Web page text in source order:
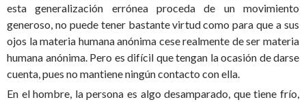
esta generalización errónea proceda de un movimiento
generoso, no puede tener bastante virtud como para que a sus
ojos la materia humana anónima cese realmente de ser materia
humana anónima. Pero es difícil que tengan la ocasión de darse
cuenta, pues no mantiene ningún contacto con ella.
En el hombre, la persona es algo desamparado, que tiene frío,